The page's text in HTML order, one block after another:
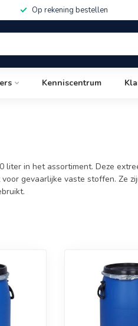
Op rekening bestellen
Kenniscentrum
in het assortiment. Deze
gevaarlijke vaste stoffen.